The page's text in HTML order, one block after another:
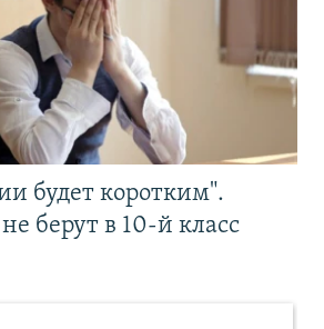
будет коротким".
берут в 10-й класс